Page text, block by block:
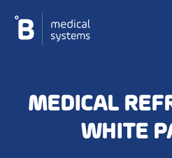
contenu
MEDICAL
WHITE